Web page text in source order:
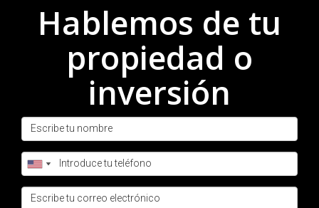
aquí para ayudarte!
Hablemos de tu
propiedad o
inversión